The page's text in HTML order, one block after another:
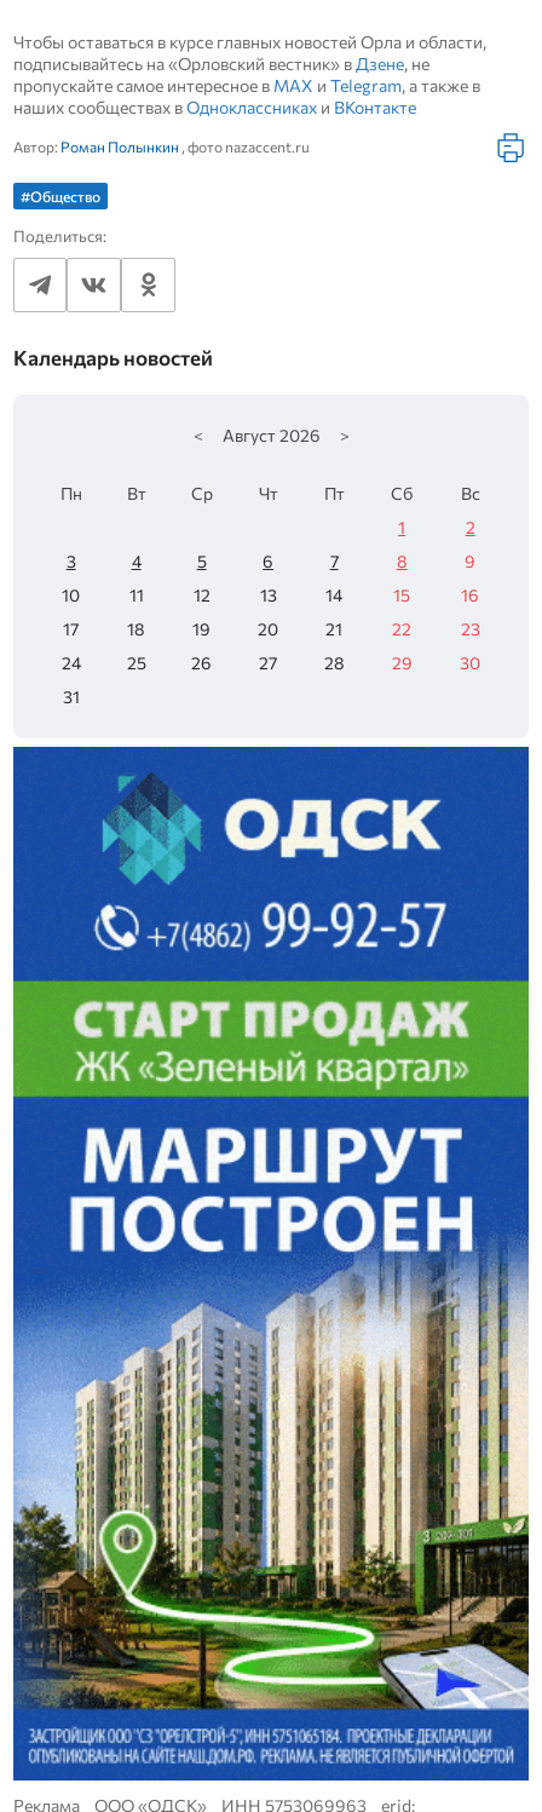
Чтобы оставаться в курсе главных новостей Орла и области,
подписывайтесь на «Орловский вестник» в Дзене, не
пропускайте самое интересное в MAX и Telegram, а также в
наших сообществах вОдноклассникахи ВКонтакте
Автор: Роман Полынкин , фото nazaccent.ru
#Общество
Поделиться:
Календарь новостей
< Август 2026 >
Пн Вт Ср Чт Пт Сб
Вс
1
2
3
4 5 6 7 8
9
10
11 12 13 14 15
16
17
18 19 20 21 22
23
24
25 26 27 28 29
30
31
Реклама ООО «ОДСК» ИНН 5753069963 erid: